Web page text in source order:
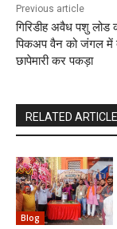
Previous article
गिरिडीह अवैध पशु
पिकअप वैन को जंगल में
छापेमारी कर पकड़ा
RELATED
Blog